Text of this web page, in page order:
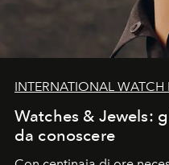
INTERNATIONAL WATCH
Watches & Jewels:
da conoscere